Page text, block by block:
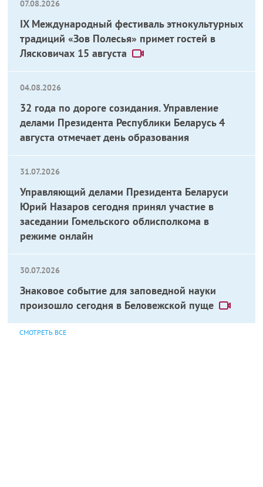
07.08.2026
IX Международный фестиваль этнокультурных
традиций «Зов Полесья» примет гостей в
Лясковичах 15 августа
04.08.2026
32 года по дороге созидания. Управление
делами Президента Республики Беларусь 4
августа отмечает день образования
31.07.2026
Управляющий делами Президента Беларуси
Юрий Назаров сегодня принял участие в
заседании Гомельского облисполкома в
режиме онлайн
30.07.2026
Знаковое событие для заповедной науки
произошло сегодня в Беловежской пуще
СМОТРЕТЬ ВСЕ